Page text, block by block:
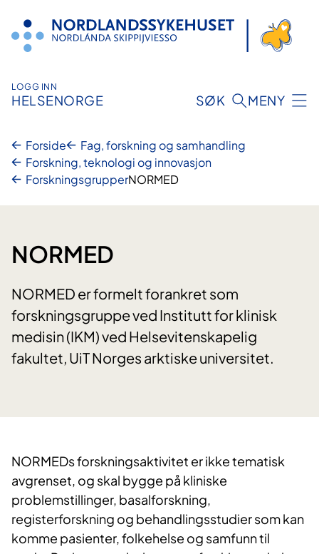
innhold
LOGG INN
HELSENORGE SØK MENY
Forside
Fag, forskning og samhandling
Forskning, teknologi og innovasjon
ForskningsgrupperNORMED
NORMED
NORMED er formelt forankret som
forskningsgruppe ved Institutt for klinisk
medisin (IKM) ved Helsevitenskapelig
fakultet, UiT Norges arktiske universitet.
NORMEDs forskningsaktivitet er ikke tematisk
avgrenset, og skal bygge på kliniske
problemstillinger, basalforskning,
registerforskning og behandlingsstudier som kan
komme pasienter, folkehelse og samfunn til